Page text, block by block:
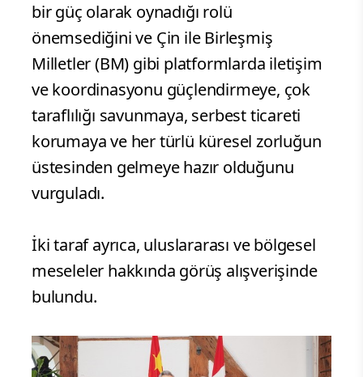
bir güç olarak oynadığı rolü
önemsediğini ve Çin ile Birleşmiş
Milletler (BM) gibi platformlarda iletişim
ve koordinasyonu güçlendirmeye, çok
taraflılığı savunmaya, serbest ticareti
korumaya ve her türlü küresel zorluğun
üstesinden gelmeye hazır olduğunu
vurguladı.
İki taraf ayrıca, uluslararası ve bölgesel
meseleler hakkında görüş alışverişinde
bulundu.